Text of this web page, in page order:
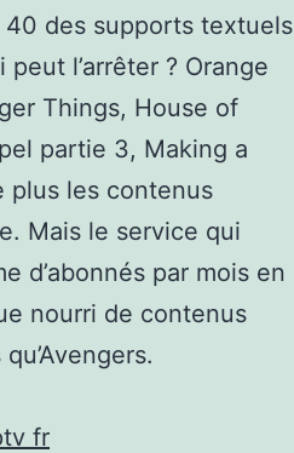
40 des supports textuels
l’arrêter ? Orange
Things, House of
partie 3, Making a
plus les contenus
Mais le service qui
d’abonnés par mois en
nourri de contenus
fr